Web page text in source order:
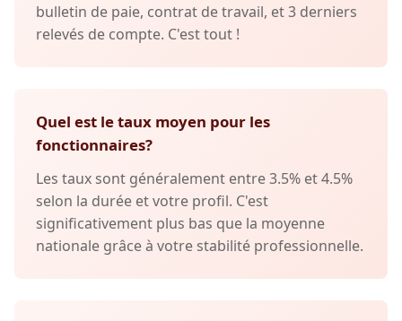
bulletin de paie, contrat de travail, et 3 derniers
relevés de compte. C'est tout !
Quel est le taux moyen pour les
fonctionnaires?
Les taux sont généralement entre 3.5% et 4.5%
selon la durée et votre profil. C'est
significativement plus bas que la moyenne
nationale grâce à votre stabilité professionnelle.